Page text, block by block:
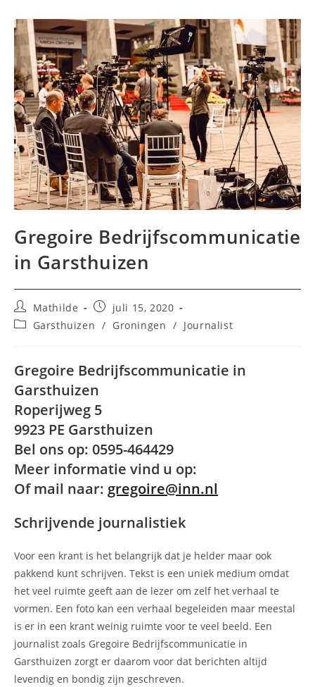
Gregoire Bedrijfscommunicatie
in Garsthuizen
Bericht
auteur:
Mathilde
Bericht
gepubliceerd
op:
juli 15, 2020
Berichtcategorie:
Garsthuizen / Groningen / Journalist
Gregoire Bedrijfscommunicatie in
Garsthuizen
Roperijweg 5
9923 PE Garsthuizen
Bel ons op: 0595-464429
Meer informatie vind u op:
Of mail naar: gregoire@inn.nl
Schrijvende journalistiek
Voor een krant is het belangrijk dat je helder maar ook
pakkend kunt schrijven. Tekst is een uniek medium omdat
het veel ruimte geeft aan de lezer om zelf het verhaal te
vormen. Een foto kan een verhaal begeleiden maar meestal
is er in een krant weinig ruimte voor te veel beeld. Een
journalist zoals Gregoire Bedrijfscommunicatie in
Garsthuizen zorgt er daarom voor dat berichten altijd
levendig en bondig zijn geschreven.